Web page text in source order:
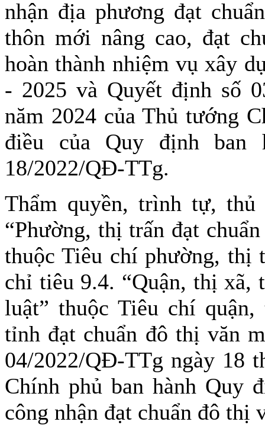
nhận địa phương đạt
thôn mới nâng cao, đạt
hoàn thành nhiệm vụ xây
- 2025 và Quyết định số
năm 2024 của Thủ tướng
điều của Quy định ban
18/2022/QĐ-TTg.
Thẩm quyền, trình tự,
“Phường, thị trấn đạt
thuộc Tiêu chí phường, thị
chỉ tiêu 9.4. “Quận, thị xã,
luật” thuộc Tiêu chí
tỉnh đạt chuẩn đô thị văn
04/2022/QĐ-TTg ngày 18
Chính phủ ban hành Quy
công nhận đạt chuẩn đô thị